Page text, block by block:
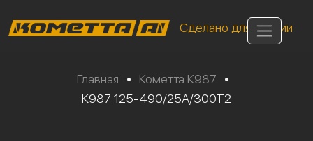
Сделано для России
Главная • Кометта К987
•
К987 125-490/25А/300Т2